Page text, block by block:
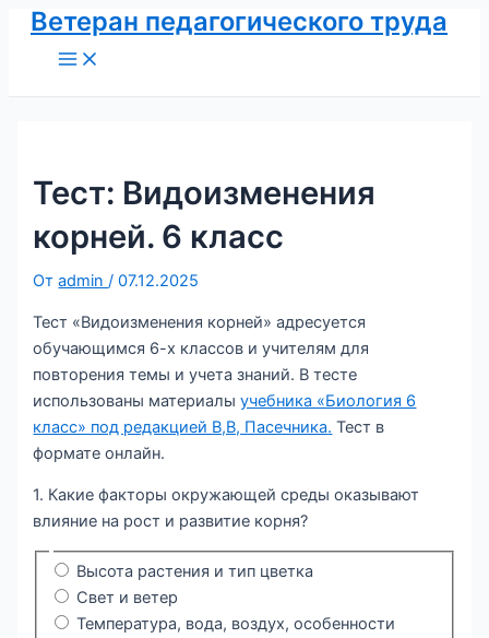
Перейти
Ветеран педагогического труда
Main
Menu
Тест: Видоизменения
корней. 6 класс
Отadmin/07.12.2025
Тест «Видоизменения корней» адресуется
обучающимся 6-х классов и учителям для
повторения темы и учета знаний. В тесте
использованы материалыучебника «Биология 6
класс» под редакцией В,В, Пасечника. Тест в
формате онлайн.
1. Какие факторы окружающей среды оказывают
влияние на рост и развитие корня?
Высота растения и тип цветка
Свет и ветер
Температура, вода, воздух, особенности